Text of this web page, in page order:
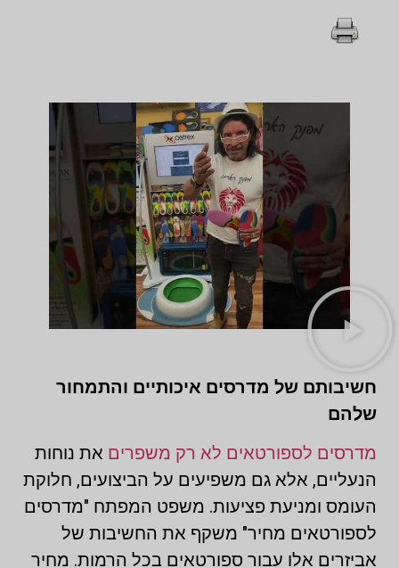
חשיבותם של מדרסים איכותיים והתמחור
שלהם
מדרסים לספורטאים לא רק משפרים את נוחות
הנעליים, אלא גם משפיעים על הביצועים, חלוקת
העומס ומניעת פציעות. משפט המפתח "מדרסים
לספורטאים מחיר" משקף את החשיבות של
אביזרים אלו עבור ספורטאים בכל הרמות. מחיר